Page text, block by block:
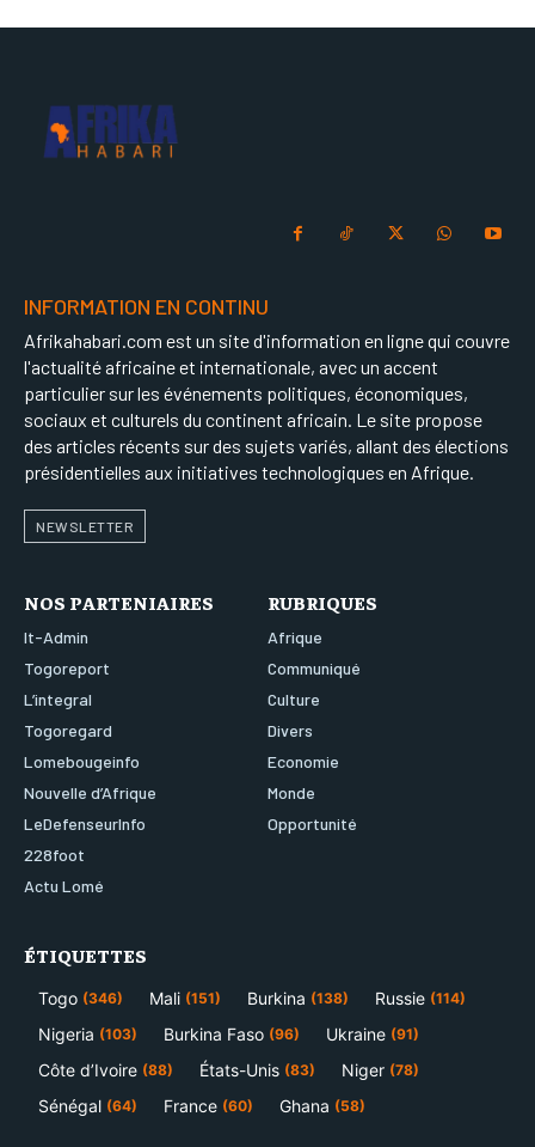
INFORMATION EN CONTINU
Afrikahabari.com est un site d'information en ligne qui couvre
l'actualité africaine et internationale, avec un accent
particulier sur les événements politiques, économiques,
sociaux et culturels du continent africain. Le site propose
des articles récents sur des sujets variés, allant des élections
présidentielles aux initiatives technologiques en Afrique.
NEWSLETTER
NOS PARTENIAIRES
It-Admin
Togoreport
L’integral
Togoregard
Lomebougeinfo
Nouvelle d’Afrique
LeDefenseurInfo
228foot
Actu Lomé
RUBRIQUES
Afrique
Communiqué
Culture
Divers
Economie
Monde
Opportunité
ÉTIQUETTES
Togo (346) Mali (151) Burkina (138) Russie (114)
Nigeria (103) Burkina Faso (96) Ukraine (91)
Côte d’Ivoire (88) États-Unis (83) Niger (78)
Sénégal (64) France (60) Ghana (58)